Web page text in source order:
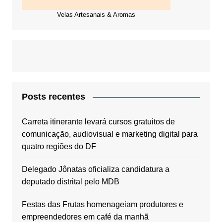
Velas Artesanais & Aromas
Posts recentes
Carreta itinerante levará cursos gratuitos de
comunicação, audiovisual e marketing digital para
quatro regiões do DF
Delegado Jônatas oficializa candidatura a
deputado distrital pelo MDB
Festas das Frutas homenageiam produtores e
empreendedores em café da manhã